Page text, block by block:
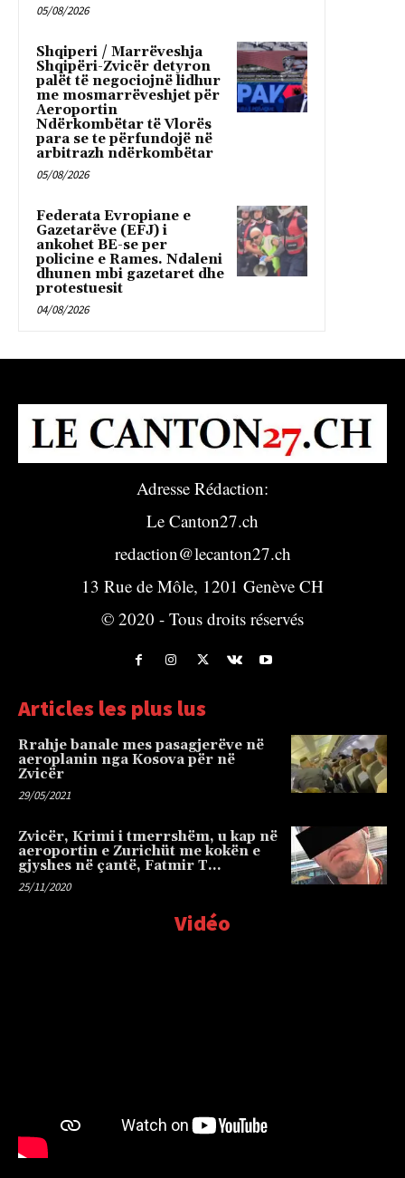
05/08/2026
Shqiperi / Marrëveshja
Shqipëri-Zvicër detyron
palët të negociojnë lidhur
me mosmarrëveshjet për
Aeroportin
Ndërkombëtar të Vlorës
para se te përfundojë në
arbitrazh ndërkombëtar
05/08/2026
Federata Evropiane e
Gazetarëve (EFJ) i
ankohet BE-se per
policine e Rames. Ndaleni
dhunen mbi gazetaret dhe
protestuesit
04/08/2026
Adresse Rédaction:
Le Canton27.ch
redaction@lecanton27.ch
13 Rue de Môle, 1201 Genève CH
© 2020 - Tous droits réservés
Articles les plus lus
Rrahje banale mes pasagjerëve në
aeroplanin nga Kosova për në
Zvicër
29/05/2021
Zvicër, Krimi i tmerrshëm, u kap në
aeroportin e Zurichüt me kokën e
gjyshes në çantë, Fatmir T…
25/11/2020
Vidéo